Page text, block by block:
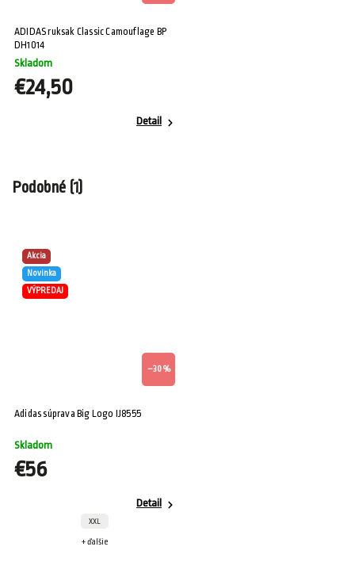
ADIDAS ruksak Classic Camouflage BP
DH1014
Skladom
€24,50
Detail
Podobné (1)
Akcia
Novinka
VÝPREDAJ
–30 %
Adidas súprava Big Logo IJ8555
Skladom
€56
Detail
XXL
+ ďalšie